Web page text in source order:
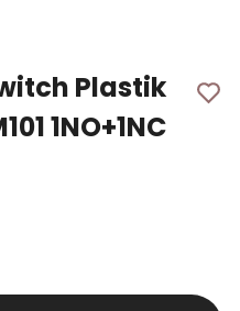
Plastik
1NO+1NC